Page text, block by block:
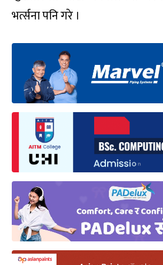
भर्त्सना पनि गरे ।